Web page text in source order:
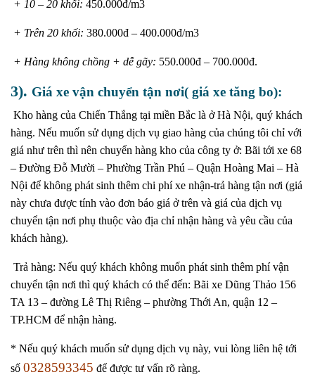
+ 10 – 20 khối: 450.000đ/m3
+ Trên 20 khối: 380.000đ – 400.000đ/m3
+ Hàng không chồng + dễ gãy: 550.000đ – 700.000đ.
3). Giá xe vận chuyển tận nơi( giá xe tăng bo):
Kho hàng của Chiến Thắng tại miền Bắc là ở Hà Nội, quý khách
hàng. Nếu muốn sử dụng dịch vụ giao hàng của chúng tôi chỉ với
giá như trên thì nên chuyển hàng kho của công ty ở: Bãi tới xe 68
– Đường Đỗ Mười – Phường Trần Phú – Quận Hoàng Mai – Hà
Nội để không phát sinh thêm chi phí xe nhận-trả hàng tận nơi (giá
này chưa được tính vào đơn báo giá ở trên và giá của dịch vụ
chuyển tận nơi phụ thuộc vào địa chỉ nhận hàng và yêu cầu của
khách hàng).
Trả hàng: Nếu quý khách không muốn phát sinh thêm phí vận
chuyển tận nơi thì quý khách có thể đến: Bãi xe Dũng Thảo 156
TA 13 – đường Lê Thị Riêng – phường Thới An, quận 12 –
TP.HCM để nhận hàng.
* Nếu quý khách muốn sử dụng dịch vụ này, vui lòng liên hệ tới
số 0328593345 để được tư vấn rõ ràng.